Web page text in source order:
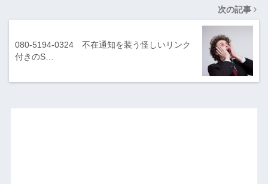
次の記事
080-5194-0324 不在通知を装う怪しいリンク
付きのS…